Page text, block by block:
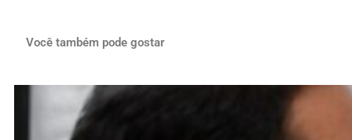
Você também pode gostar